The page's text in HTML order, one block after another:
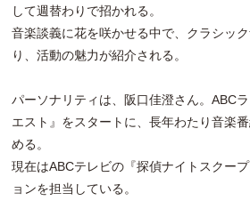
して週替わりで招かれる。
音楽談義に花を咲かせる中で、クラシッ
り、活動の魅力が紹介される。
パーソナリティは、阪口佳澄さん。ABC
エスト』をスタートに、長年わたり音楽
める。
現在はABCテレビの『探偵ナイトスクー
ョンを担当している。